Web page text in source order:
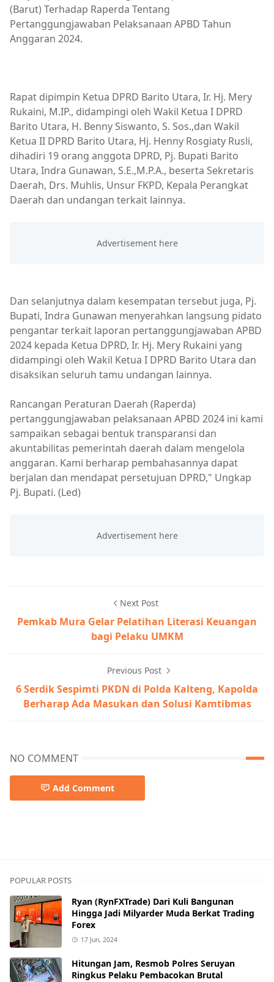
(Barut) Terhadap Raperda Tentang
Pertanggungjawaban Pelaksanaan APBD Tahun
Anggaran 2024.
Rapat dipimpin Ketua DPRD Barito Utara, Ir. Hj. Mery
Rukaini, M.IP., didampingi oleh Wakil Ketua I DPRD
Barito Utara, H. Benny Siswanto, S. Sos.,dan Wakil
Ketua II DPRD Barito Utara, Hj. Henny Rosgiaty Rusli,
dihadiri 19 orang anggota DPRD, Pj. Bupati Barito
Utara, Indra Gunawan, S.E.,M.P.A., beserta Sekretaris
Daerah, Drs. Muhlis, Unsur FKPD, Kepala Perangkat
Daerah dan undangan terkait lainnya.
Dan selanjutnya dalam kesempatan tersebut juga, Pj.
Bupati, Indra Gunawan menyerahkan langsung pidato
pengantar terkait laporan pertanggungjawaban APBD
2024 kepada Ketua DPRD, Ir. Hj. Mery Rukaini yang
didampingi oleh Wakil Ketua I DPRD Barito Utara dan
disaksikan seluruh tamu undangan lainnya.
Rancangan Peraturan Daerah (Raperda)
pertanggungjawaban pelaksanaan APBD 2024 ini kami
sampaikan sebagai bentuk transparansi dan
akuntabilitas pemerintah daerah dalam mengelola
anggaran. Kami berharap pembahasannya dapat
berjalan dan mendapat persetujuan DPRD," Ungkap
Pj. Bupati. (Led)
Next Post
Pemkab Mura Gelar Pelatihan Literasi Keuangan
bagi Pelaku UMKM
Previous Post
6 Serdik Sespimti PKDN di Polda Kalteng, Kapolda
Berharap Ada Masukan dan Solusi Kamtibmas
NO COMMENT
Add Comment
POPULAR POSTS
Ryan (RynFXTrade) Dari Kuli Bangunan
Hingga Jadi Milyarder Muda Berkat Trading
Forex
17 Jun, 2024
Hitungan Jam, Resmob Polres Seruyan
Ringkus Pelaku Pembacokan Brutal